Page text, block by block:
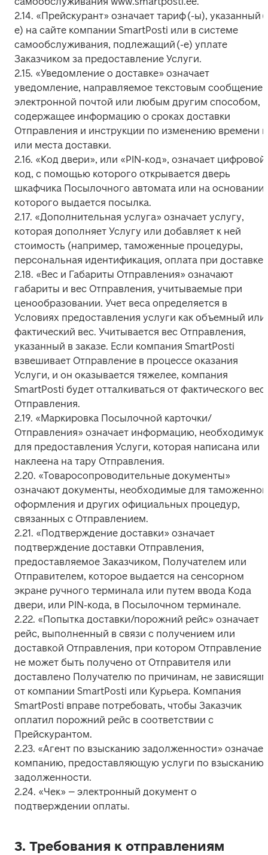
2.14. «Прейскурант» означает тариф (-ы), указанный
е) на сайте компании SmartPosti или в системе
самообслуживания, подлежащий (-е) уплате
Заказчиком за предоставление Услуги.
2.15. «Уведомление о доставке» означает
уведомление, направляемое текстовым
электронной почтой или любым другим способом,
содержащее информацию о сроках доставки
Отправления и инструкции по изменению времени
или места доставки.
2.16. «Код двери», или «PIN-код», означает цифровой
код, с помощью которого открывается дверь
шкафчика Посылочного автомата или на основании
которого выдается посылка.
2.17. «Дополнительная услуга» означает услугу,
которая дополняет Услугу или добавляет к ней
стоимость (например, таможенные процедуры,
персональная идентификация, оплата при
2.18. «Вес и Габариты Отправления» означают
габариты и вес Отправления, учитываемые при
ценообразовании. Учет веса определяется в
Условиях предоставления услуги как объемный или
фактический вес. Учитывается вес Отправления,
указанный в заказе. Если компания SmartPosti
взвешивает Отправление в процессе оказания
Услуги, и он оказывается тяжелее, компания
SmartPosti будет отталкиваться от фактического
Отправления.
2.19. «Маркировка Посылочной карточки/
Отправления» означает информацию, необходимую
для предоставления Услуги, которая написана или
наклеена на тару Отправления.
2.20. «Товаросопроводительные документы»
означают документы, необходимые для
оформления и других официальных процедур,
связанных с Отправлением.
2.21. «Подтверждение доставки» означает
подтверждение доставки Отправления,
предоставляемое Заказчиком, Получателем или
Отправителем, которое выдается на сенсорном
экране ручного терминала или путем ввода Кода
двери, или PIN-кода, в Посылочном терминале.
2.22. «Попытка доставки/порожний рейс» означает
рейс, выполненный в связи с получением или
доставкой Отправления, при котором Отправление
не может быть получено от Отправителя или
доставлено Получателю по причинам, не зависящим
от компании SmartPosti или Курьера. Компания
SmartPosti вправе потребовать, чтобы Заказчик
оплатил порожний рейс в соответствии с
Прейскурантом.
2.23. «Агент по взысканию задолженности» означает
компанию, предоставляющую услуги по взысканию
задолженности.
2.24. «Чек» – электронный документ о
подтверждении оплаты.
3. Требования к отправлениям